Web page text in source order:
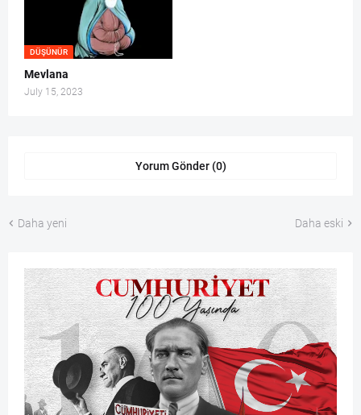
DÜŞÜNÜR
Mevlana
July 15, 2023
Yorum Gönder (0)
Daha yeni Daha eski